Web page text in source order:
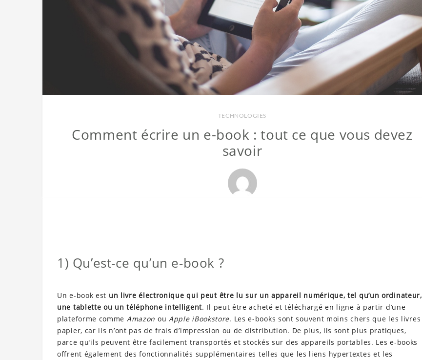
TECHNOLOGIES
Comment écrire un e-book : tout ce que vous devez
savoir
1) Qu’est-ce qu’un e-book ?
Un e-book est un livre électronique qui peut être lu sur un appareil numérique, tel qu’un ordinateur,
une tablette ou un téléphone intelligent. Il peut être acheté et téléchargé en ligne à partir d’une
plateforme comme Amazon ou Apple iBookstore. Les e-books sont souvent moins chers que les livres
papier, car ils n’ont pas de frais d’impression ou de distribution. De plus, ils sont plus pratiques,
parce qu’ils peuvent être facilement transportés et stockés sur des appareils portables. Les e-books
offrent également des fonctionnalités supplémentaires telles que les liens hypertextes et les